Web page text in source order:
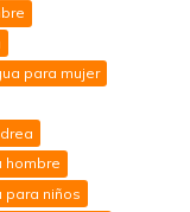
para mujer
hombre
para niños